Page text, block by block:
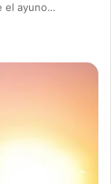
el ayuno…